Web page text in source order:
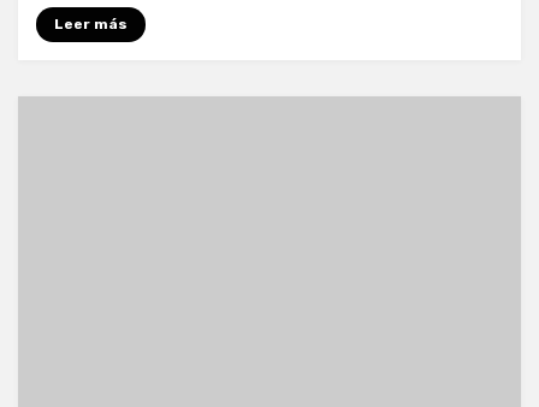
Leer más